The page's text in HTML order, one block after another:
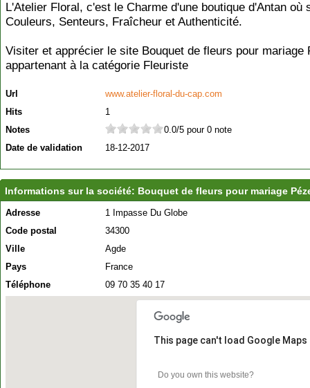
L'Atelier Floral, c'est le Charme d'une boutique d'Antan où
Couleurs, Senteurs, Fraîcheur et Authenticité.
Visiter et apprécier le site Bouquet de fleurs pour mariage
appartenant à la catégorie Fleuriste
Url
www.atelier-floral-du-cap.com
Hits
1
Notes
0.0/5 pour 0 note
Date de validation
18-12-2017
Informations sur la société: Bouquet de fleurs pour mariage
Adresse
1 Impasse Du Globe
Code postal
34300
Ville
Agde
Pays
France
Téléphone
09 70 35 40 17
This page can't load Google
Do you own this website?